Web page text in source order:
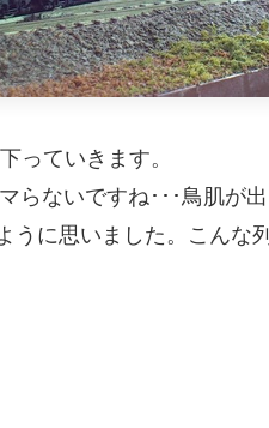
っていきます。
らないですね･･･鳥肌が
うに思いました。こんな